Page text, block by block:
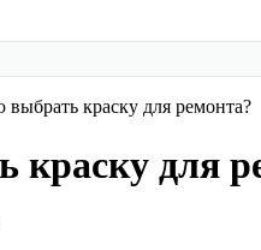
выбрать краску для ремонта?
краску для